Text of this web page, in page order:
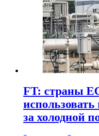
FT: страны
за холодной